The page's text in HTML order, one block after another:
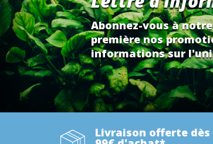
Abonnez-vous à
première nos
informations sur
Livraison offerte dès